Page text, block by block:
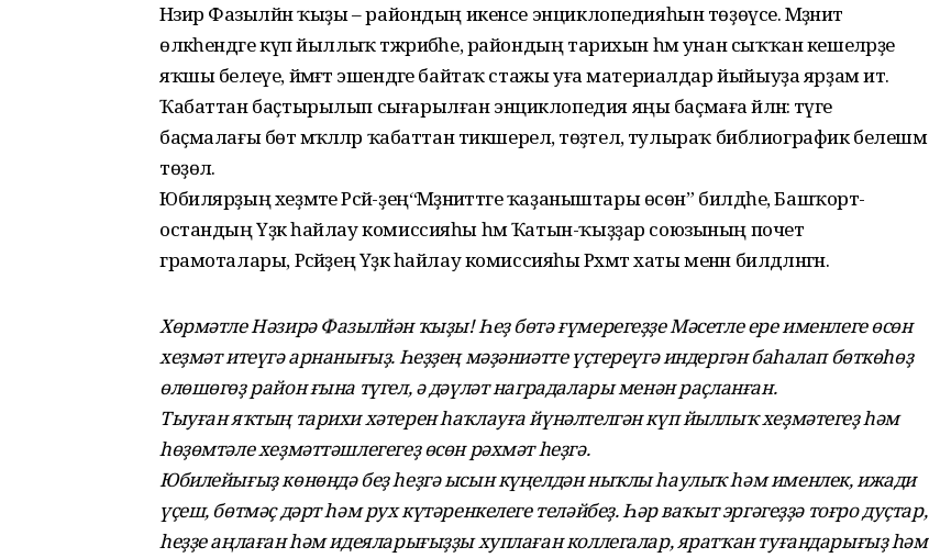
Нәзирә Фазылйән ҡыҙы – райондың икенсе энциклопедияһын төҙөүсе. Мәҙәниәт
өлкәһендәге күп йыллыҡ тәжрибәһе, райондың тарихын һәм унан сыҡҡан кешеләрҙе
яҡшы белеүе, йәмәғәт эшендәге байтаҡ стажы уға материалдар йыйыуҙа ярҙам итә.
Ҡабаттан баҫтырылып сығарылған энциклопедия яңы баҫмаға әйләнә: тәүге
баҫмалағы бөтә мәҡәләләр ҡабаттан тикшерелә, төҙәтелә, тулыраҡ библиографик белешмә
төҙөлә.
Юбилярҙың хеҙмәте Рәсәй-ҙең“Мәҙәниәттәге ҡаҙаныштары өсөн” билдәһе, Башҡорт-
остандың Үҙәк һайлау комиссияһы һәм Ҡатын-ҡыҙҙар союзының почет
грамоталары, Рәсәйҙең Үҙәк һайлау комиссияһы Рәхмәт хаты менән билдәләнгән.
Хөрмәтле Нәзирә Фазылйән ҡыҙы! Һеҙ бөтә ғүмерегеҙҙе Мәсетле ере именлеге өсөн
хеҙмәт итеүгә арнанығыҙ. Һеҙҙең мәҙәниәтте үҫтереүгә индергән баһалап бөткөһөҙ
өлөшөгөҙ район ғына түгел, ә дәүләт наградалары менән раҫланған.
Тыуған яҡтың тарихи хәтерен һаҡлауға йүнәлтелгән күп йыллыҡ хеҙмәтегеҙ һәм
һөҙөмтәле хеҙмәттәшлегегеҙ өсөн рәхмәт һеҙгә.
Юбилейығыҙ көнөндә беҙ һеҙгә ысын күңелдән ныҡлы һаулыҡ һәм именлек, ижади
үҫеш, бөтмәҫ дәрт һәм рух күтәренкелеге теләйбеҙ. Һәр ваҡыт эргәгеҙҙә тоғро дуҫтар,
һеҙҙе аңлаған һәм идеяларығыҙҙы хуплаған коллегалар, яратҡан туғандарығыҙ һәм